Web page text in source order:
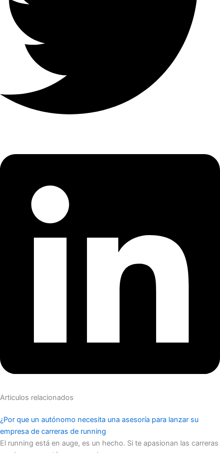
Articulos relacionados
¿Por que un autónomo necesita una asesoría para lanzar su
empresa de carreras de running
El running está en auge, es un hecho. Si te apasionan las carreras